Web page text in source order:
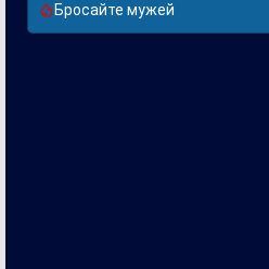
Бросайте мужей